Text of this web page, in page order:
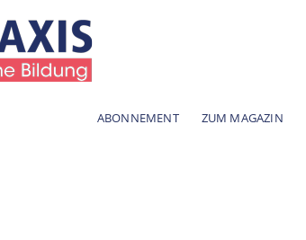
ABONNEMENT ZUM MAGAZIN